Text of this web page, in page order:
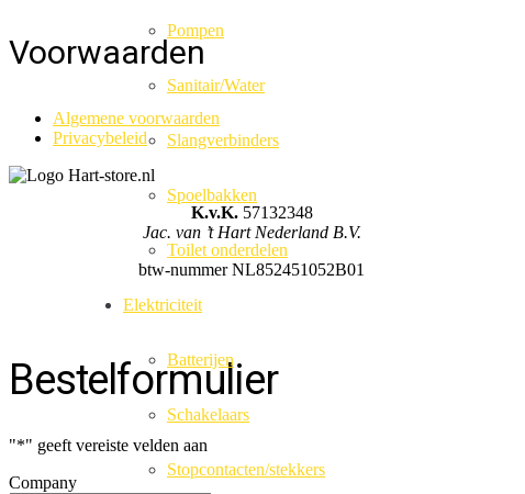
Pompen
Sanitair/Water
Slangverbinders
Spoelbakken
Toilet onderdelen
Elektriciteit
Batterijen
Schakelaars
Stopcontacten/stekkers
Voorwaarden
Algemene voorwaarden
Privacybeleid
K.v.K.57132348
Jac. van ’t Hart Nederland B.V.
btw-nummer NL852451052B01
Bestelformulier
"*" geeft vereiste velden aan
Company